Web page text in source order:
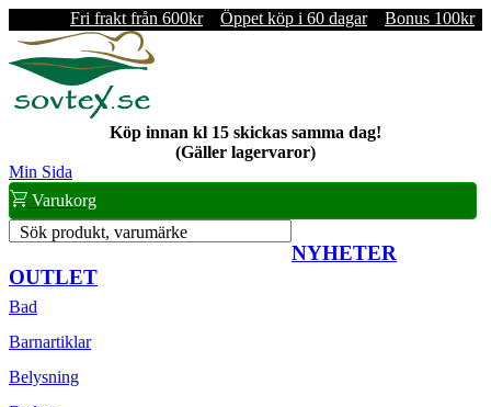
Fri frakt från 600kr Öppet köp i 60 dagar Bonus 100kr
Köp innan kl 15 skickas samma dag!
(Gäller lagervaror)
Min Sida
Varukorg
Sök produkt, varumärke
NYHETER
OUTLET
Bad
Barnartiklar
Belysning